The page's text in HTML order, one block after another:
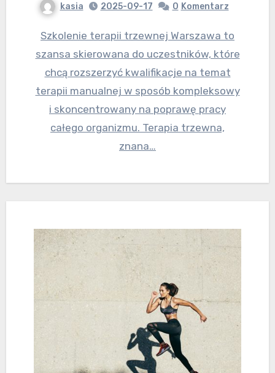
kasia 2025-09-17 0 Komentarz
Szkolenie terapii trzewnej Warszawa to
szansa skierowana do uczestników, które
chcą rozszerzyć kwalifikacje na temat
terapii manualnej w sposób kompleksowy
i skoncentrowany na poprawę pracy
całego organizmu. Terapia trzewna,
znana…